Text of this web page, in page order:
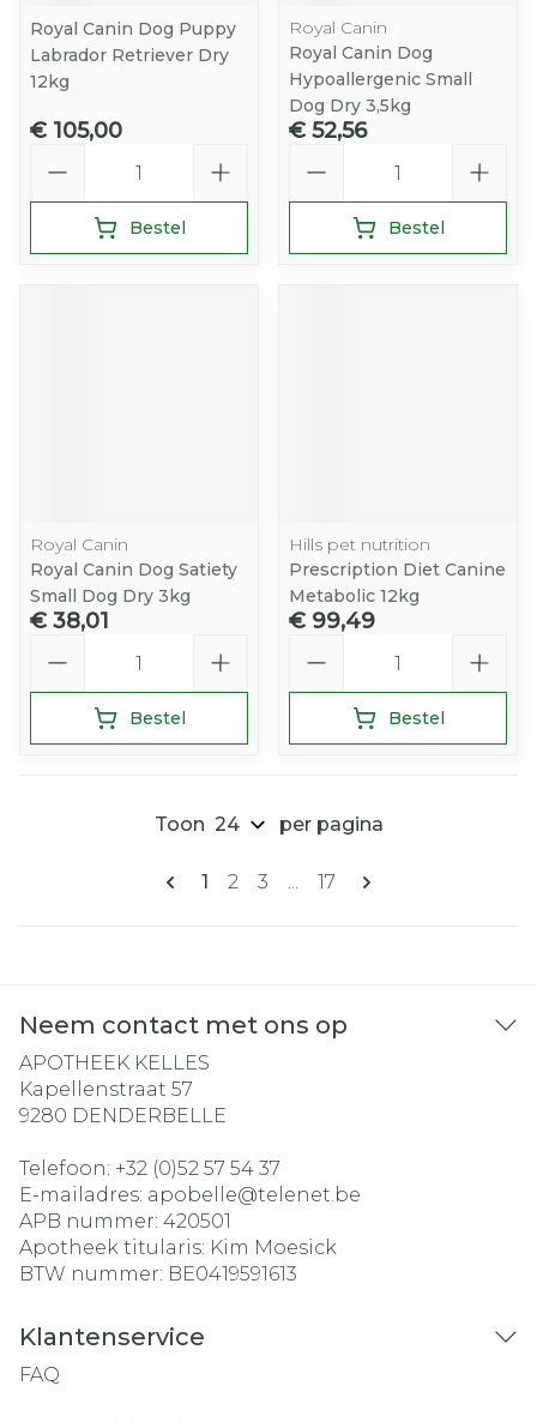
Royal Canin Dog Puppy
Labrador Retriever Dry
12kg
€ 105,00
Bestel
Royal Canin
Royal Canin Dog
Hypoallergenic Small
Dog Dry 3,5kg
€ 52,56
Bestel
Royal Canin
Royal Canin Dog Satiety
Small Dog Dry 3kg
€ 38,01
Bestel
Hills pet nutrition
Prescription Diet Canine
Metabolic 12kg
€ 99,49
Bestel
Pagina's
U lees momenteel pagina
1 Pagina
2 Pagina
3 ... Pagina
17
Toon per pagina
Neem contact met ons op
APOTHEEK KELLES
Kapellenstraat 57
9280 DENDERBELLE
Telefoon: +32 (0)52 57 54 37
E-mailadres: apobelle@telenet.be
APB nummer: 420501
Apotheek titularis: Kim Moesick
BTW nummer: BE0419591613
Klantenservice
FAQ